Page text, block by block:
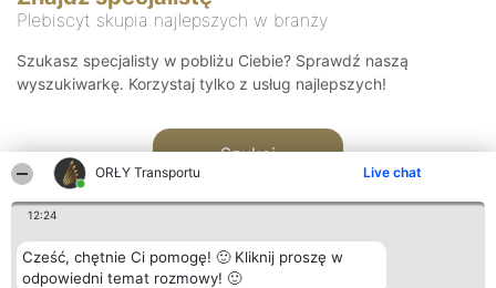
ORŁY Transportu Live chat
12:24
Cześć, chętnie Ci pomogę! 🙂 Kliknij proszę w
odpowiedni temat rozmowy! 🙂
Plebiscyt skupia najlepszych w branży
Szukasz specjalisty w pobliżu Ciebie? Sprawdź naszą
wyszukiwarkę. Korzystaj tylko z usług najlepszych!
Szukaj